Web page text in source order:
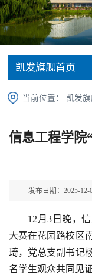
凯发旗舰首页
当前位置： 凯发旗
信息工程学院
发布日期：2025-12-
12月3日晚，
大赛在花园路校区
琦，党总支副书记
名学生观众共同见